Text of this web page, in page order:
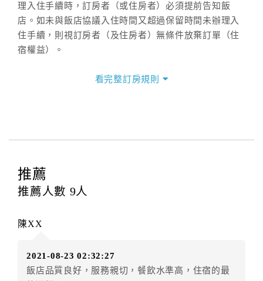
理入住手續時，訂房者（或住房者）必須提前告知飯
店。如未與飯店協議入住時間又超過保留時間未辦理入
住手續，則視訂房者（及住房者）無條件放棄訂單（住
宿權益）。
四、訂單異動
未提出申辦不得異動訂單。
每筆訂單異動限定
辦理取消退款。
房者應補足差額。（限原訂飯店）
房者不得要求退其差額。（限原訂飯店）
看完整訂房規則
推薦
推薦人數 9人
陳XX
2021-08-23 02:32:27
飯店品質良好，服務親切，餐飲水準高，住宿的最